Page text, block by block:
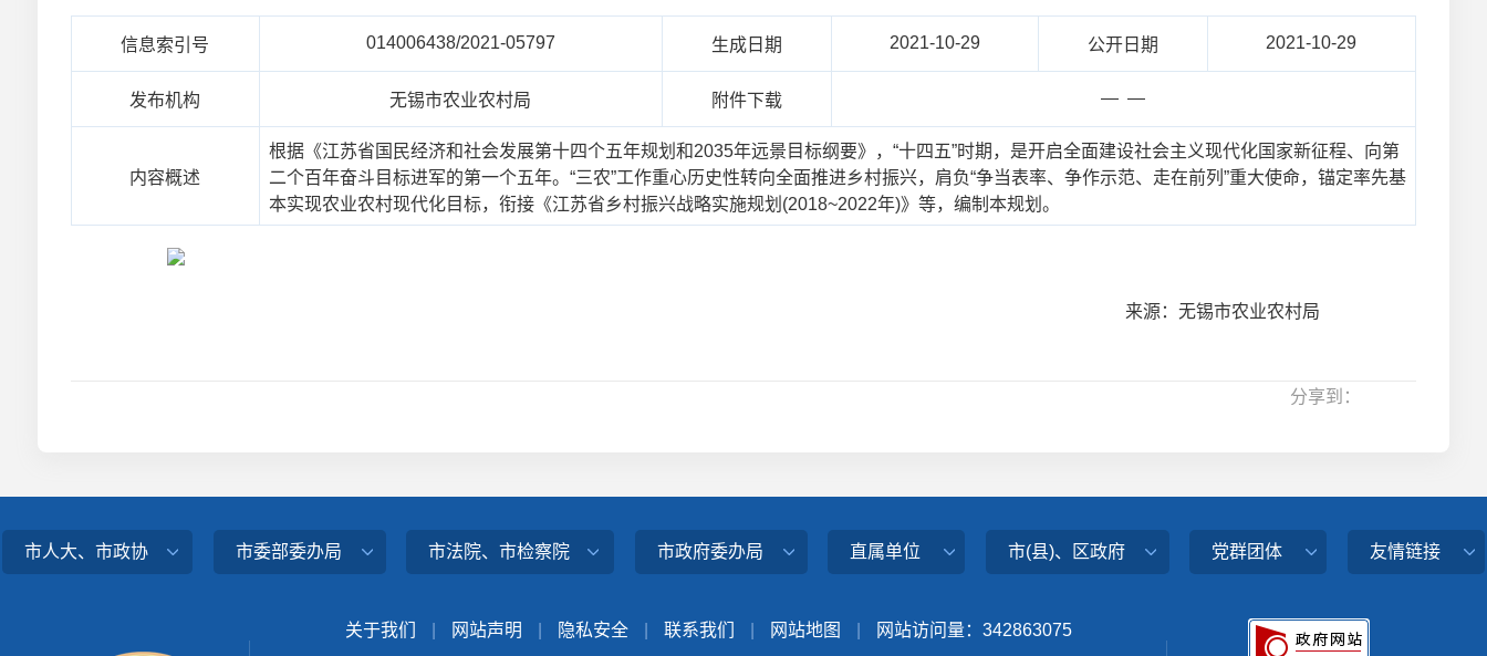
信息索引号 014006438/2021-05797 生成日期 2021-10-29 公开日期 2021-10-29
发布机构 无锡市农业农村局 附件下载 — —
内容概述
根据《江苏省国民经济和社会发展第十四个五年规划和2035年远景目标纲要》，“十四五”时期，是开启全面建设社会主义现代化国家新征程、向第
二个百年奋斗目标进军的第一个五年。“三农”工作重心历史性转向全面推进乡村振兴，肩负“争当表率、争作示范、走在前列”重大使命，锚定率先基
本实现农业农村现代化目标，衔接《江苏省乡村振兴战略实施规划(2018~2022年)》等，编制本规划。
来源：无锡市农业农村局
分享到：
市人大、市政协 市委部委办局 市法院、市检察院 市政府委办局 直属单位 市(县)、区政府 党群团体 友情链接
关于我们 网站声明 隐私安全 联系我们 网站地图 网站访问量： 342863075